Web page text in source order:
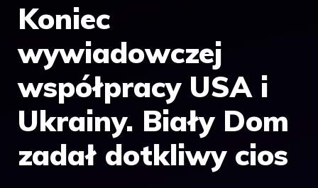
Koniec
wywiadowczej
współpracy USA i
Ukrainy. Biały Dom
zadał dotkliwy cios